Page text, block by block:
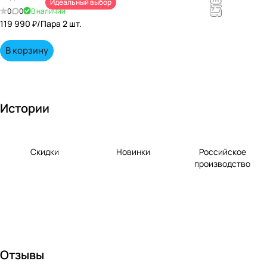
непревзойд
0 0 В наличии
Идеальный выбор
119 990 ₽/Пара 2 шт.
В корзину
Истории
Скидки Новинки
Российское
производство
Отзывы